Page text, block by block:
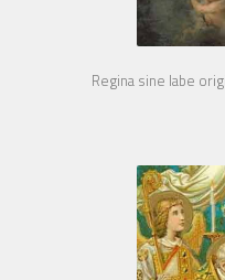
Regina sine labe